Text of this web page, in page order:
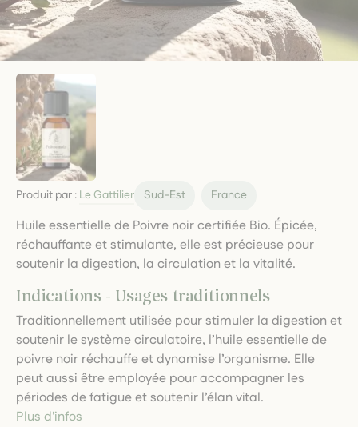
Produit par : Le Gattilier Sud-Est France
Huile essentielle de Poivre noir certifiée Bio. Épicée,
réchauffante et stimulante, elle est précieuse pour
soutenir la digestion, la circulation et la vitalité.
Indications - Usages traditionnels
Traditionnellement utilisée pour stimuler la digestion et
soutenir le système circulatoire, l’huile essentielle de
poivre noir réchauffe et dynamise l’organisme. Elle
peut aussi être employée pour accompagner les
périodes de fatigue et soutenir l’élan vital.
Plus d'infos